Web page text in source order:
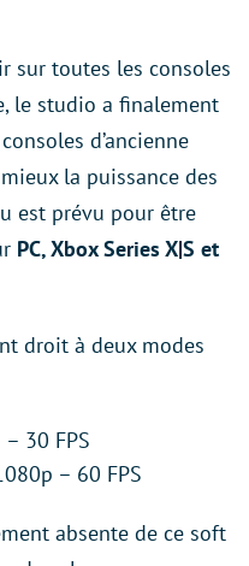
sur toutes les consoles
le studio a finalement
d’ancienne
la puissance des
est prévu pour être
PC, Xbox Series X|S et
droit à deux modes
30 FPS
– 60 FPS
absente de ce soft